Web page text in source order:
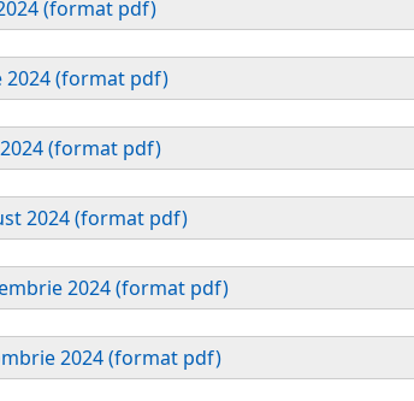
(format pdf)
2024 (format pdf)
(format pdf)
2024 (format pdf)
2024 (format pdf)
2024 (format pdf)